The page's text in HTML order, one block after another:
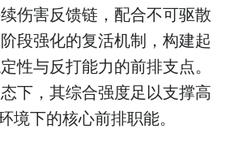
伤害反馈链，配合不可驱散
段强化的复活机制，构建起
性与反打能力的前排支点。
下，其综合强度足以支撑高
境下的核心前排职能。